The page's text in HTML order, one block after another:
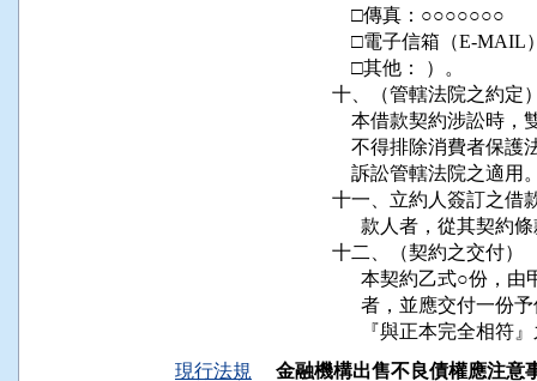
□傳真
□電子信
□其他
十、（管轄
本借款契約涉訟時
不得排除消費者保
訴訟管轄
十一、立約人簽訂之借
款人者
十二、（
本契約乙式○份，
者，並應交付一
『與正本完全相
現行法規
金融機構出售不良債權應注意